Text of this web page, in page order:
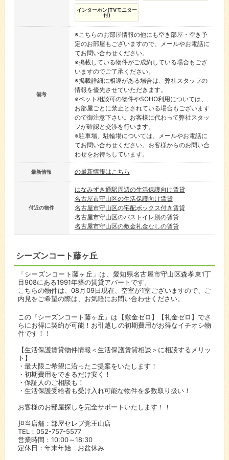
インターホン(TVモニター
付)
備考
※こちらのお部屋情報の他にも空き部屋・空き予
定のお部屋もございますので、メールやお電話に
てお問い合わせください。
※掲載している物件がご成約している場合もござ
いますのでご了承ください。
※掲載詳細に相違がある場合は、弊社スタッフの
情報を優先させていただきます。
※ペット相談可の物件やSOHO利用については、
お部屋ごとに禁止とされている場合もございます
ので御注意下さい。お客様に代わって弊社スタッ
フが確認と交渉を行います。
※駐車場、駐輪場については、メールやお電話に
てお問い合わせください。お客様からのお問い合
わせをお待ちしています。
最新情報 の最新情報はこちら
付近の物件
はなみずき通駅周辺の生活保護向け賃貸
名古屋市守山区の生活保護向け賃貸
名古屋市守山区の宅配ボックス付き賃貸
名古屋市守山区のバストイレ別の賃貸
名古屋市守山区の敷金礼金なしの賃貸
シーズンコート藤ヶ丘
「シーズンコート藤ヶ丘」は、愛知県名古屋市守山区森孝東1丁
目908にある1991年築の賃貸アパートです。
こちらの物件は、08月09日現在、空室が1室ございますので、ご
内見をご希望の際は、お気軽にお問い合わせください。
この『シーズンコート藤ヶ丘』は【敷金ゼロ】【礼金ゼロ】でさ
らにお得に契約が可能！お引越しの初期費用がお得なイチオシ物
件です！！
【生活保護賃貸物件情報＜生活保護賃貸相談＞に相談するメリッ
ト】
・最大限ご希望に沿ったご提案をいたします！
・初期費用をできるだけ安く！
・保証人のご相談も！
・生活保護受給者も受け入れ可能な物件を多数取り扱い！
お客様のお部屋探しを完全サポートいたします！！
担当店舗：部屋セレブ覚王山店
TEL：052-757-5577
営業時間：10:00～18:30
定休日：年末年始 お盆休み